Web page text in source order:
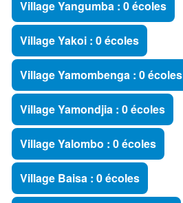
Village Yangumba : 0 écoles
Village Yakoi : 0 écoles
Village Yamombenga : 0 écoles
Village Yamondjia : 0 écoles
Village Yalombo : 0 écoles
Village Baisa : 0 écoles